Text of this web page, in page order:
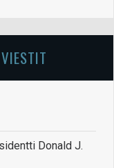
Donald J.